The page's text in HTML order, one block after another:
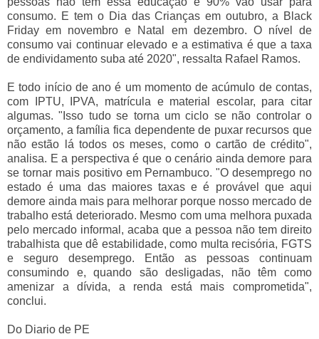
consumo. E tem o Dia das Crianças em outubro, a Black
Friday em novembro e Natal em dezembro. O nível de
consumo vai continuar elevado e a estimativa é que a taxa
de endividamento suba até 2020", ressalta Rafael Ramos.
E todo início de ano é um momento de acúmulo de contas,
com IPTU, IPVA, matrícula e material escolar, para citar
algumas. "Isso tudo se torna um ciclo se não controlar o
orçamento, a família fica dependente de puxar recursos que
não estão lá todos os meses, como o cartão de crédito",
analisa. E a perspectiva é que o cenário ainda demore para
se tornar mais positivo em Pernambuco. "O desemprego no
estado é uma das maiores taxas e é provável que aqui
demore ainda mais para melhorar porque nosso mercado de
trabalho está deteriorado. Mesmo com uma melhora puxada
pelo mercado informal, acaba que a pessoa não tem direito
trabalhista que dê estabilidade, como multa recisória, FGTS
e seguro desemprego. Então as pessoas continuam
consumindo e, quando são desligadas, não têm como
amenizar a dívida, a renda está mais comprometida",
conclui.
Do Diario de PE